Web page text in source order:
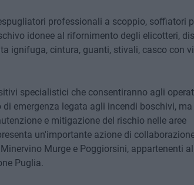
professionali a scoppio, soffiatori
idonee al rifornimento degli elicotteri,
ignifuga, cintura, guanti, stivali, casco con
specialistici che consentiranno agli
emergenza legata agli incendi boschivi, ma
e mitigazione del rischio nelle aree
un'importante azione di
Murge e Poggiorsini, appartenenti
Puglia.